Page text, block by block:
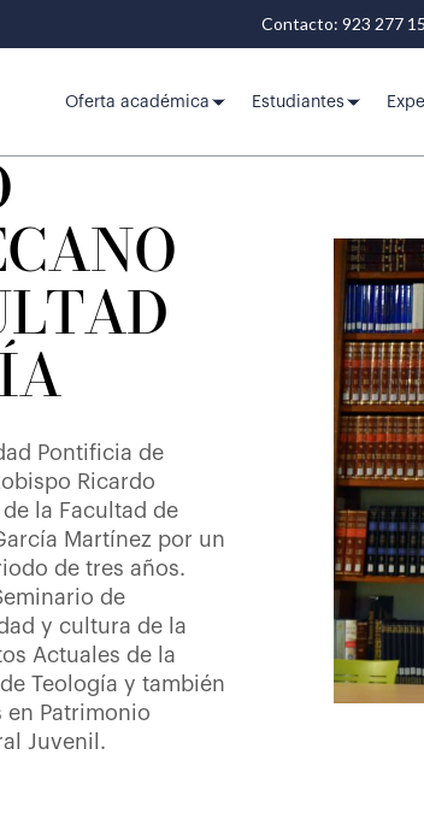
Contacto: 923 277
Oferta académica Estudiantes
Pontificia de
Ricardo
la Facultad de
Martínez por un
de tres años.
de
y cultura de la
Actuales de la
Teología y también
en Patrimonio
Juvenil.